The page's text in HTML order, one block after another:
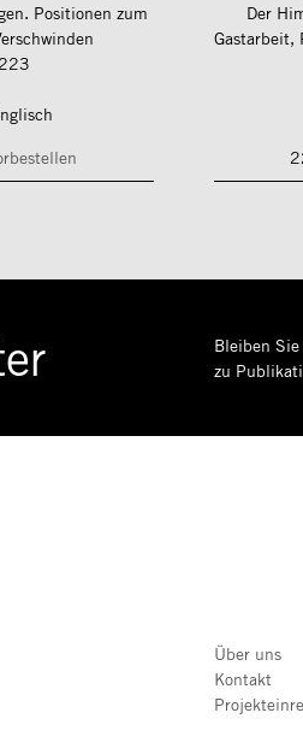
Positionen zum
Der
Bleiben
zu
Über uns
Kontakt